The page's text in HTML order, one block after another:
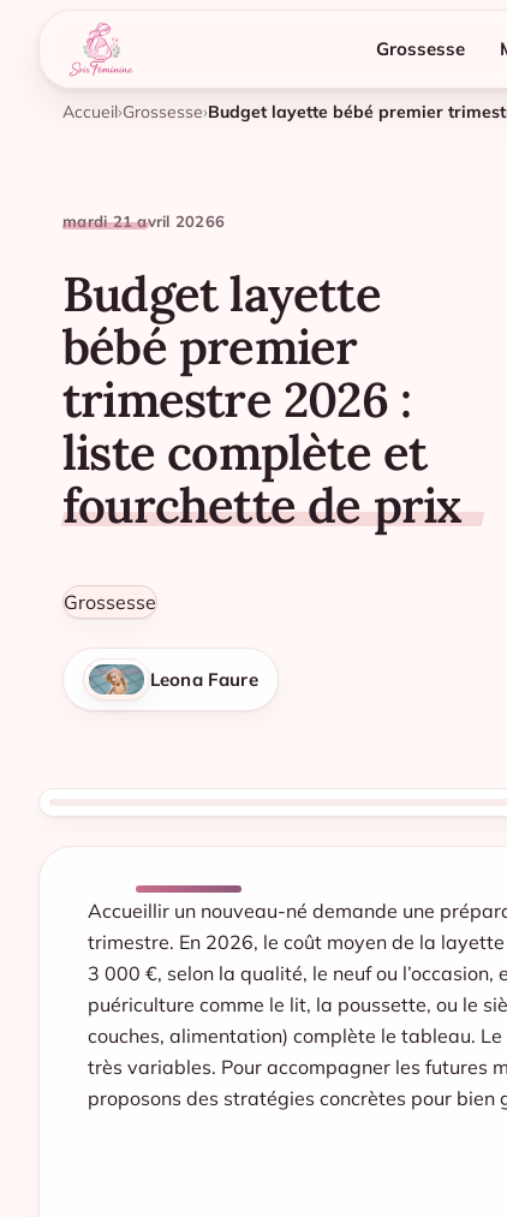
Grossesse
Accueil Grossesse
mardi 21 avril 20266
Budget layette
bébé premier
trimestre 2026 :
liste complète et
fourchette de prix
Grossesse
Leona Faure
Accueillir un nouveau-né demande une
trimestre. En 2026, le coût moyen de la
3 000 €, selon la qualité, le neuf ou
puériculture comme le lit, la poussette, ou le
couches, alimentation) complète le tableau.
très variables. Pour accompagner les futures
proposons des stratégies concrètes pour bien